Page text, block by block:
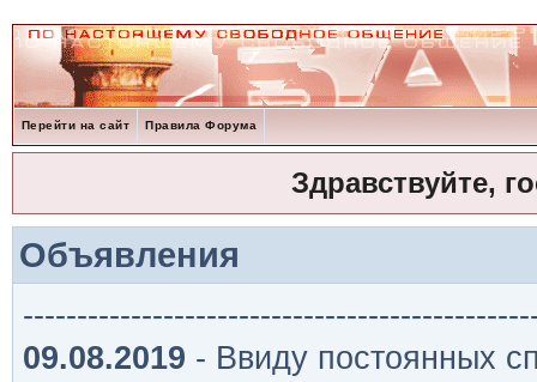
Перейти на сайт Правила Форума
Здравствуйте,
Объявления
09.08.2019 - Ввиду постоянных